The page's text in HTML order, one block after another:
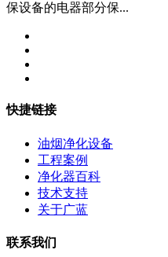
保设备的电器部分保...
快捷链接
油烟净化设备
工程案例
净化器百科
技术支持
关于广蓝
联系我们